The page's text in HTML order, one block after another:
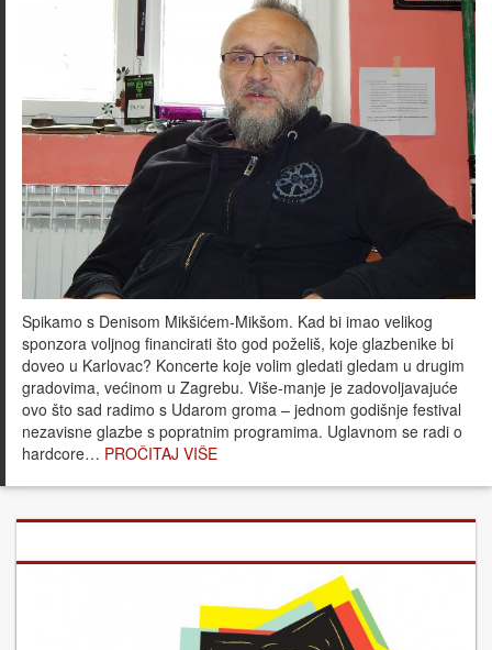
Spikamo s Denisom Mikšićem-Mikšom. Kad bi imao velikog
sponzora voljnog financirati što god poželiš, koje glazbenike bi
doveo u Karlovac? Koncerte koje volim gledati gledam u drugim
gradovima, većinom u Zagrebu. Više-manje je zadovoljavajuće
ovo što sad radimo s Udarom groma – jednom godišnje festival
nezavisne glazbe s popratnim programima. Uglavnom se radi o
hardcore… PROČITAJ VIŠE